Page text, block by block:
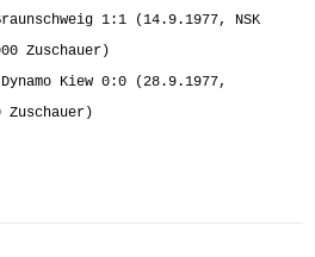
1:1 (14.9.1977, NSK
Zuschauer)
Kiew 0:0 (28.9.1977,